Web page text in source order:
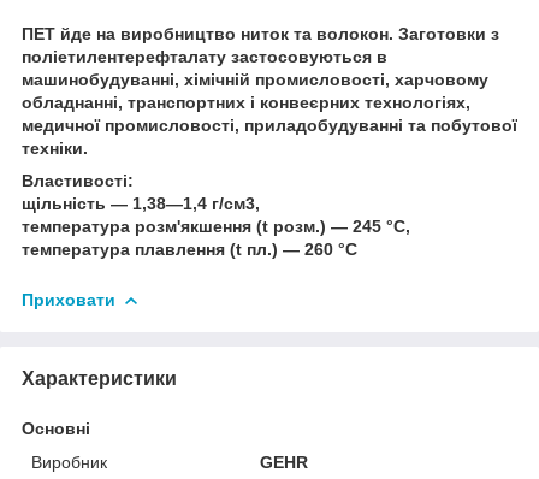
ПЕТ йде на виробництво ниток та волокон. Заготовки з
поліетилентерефталату застосовуються в
машинобудуванні, хімічній промисловості, харчовому
обладнанні, транспортних і конвеєрних технологіях,
медичної промисловості, приладобудуванні та побутової
техніки.
Властивості:
щільність — 1,38—1,4 г/см3,
температура розм'якшення (t розм.) — 245 °C,
температура плавлення (t пл.) — 260 °C
Приховати
Характеристики
Основні
Виробник
GEHR